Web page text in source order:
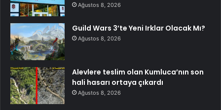
Ağustos 8, 2026
Guild Wars 3’te Yeni Irklar Olacak Mı?
Ağustos 8, 2026
Alevlere teslim olan Kumluca’nın son
hali hasarı ortaya çıkardı
Ağustos 8, 2026